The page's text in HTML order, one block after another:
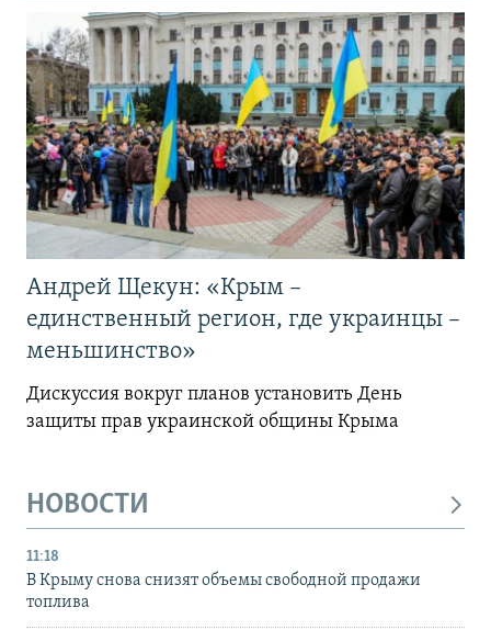
Андрей Щекун: «Крым –
единственный регион, где украинцы –
меньшинство»
Дискуссия вокруг планов установить День
защиты прав украинской общины Крыма
НОВОСТИ
11:18
В Крыму снова снизят объемы свободной продажи
топлива